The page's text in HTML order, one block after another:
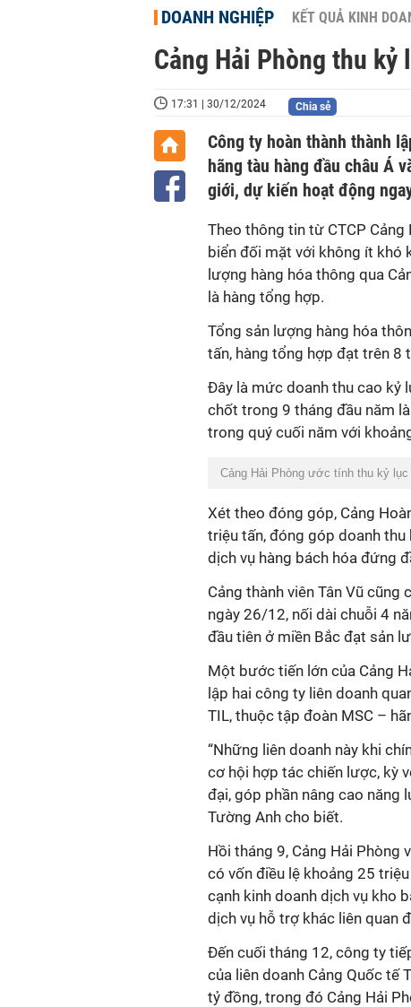
DOANH NGHIỆP KẾT QUẢ KINH
Cảng Hải Phòng thu
17:31 | 30/12/2024 Chia sẻ
Công ty hoàn thành thành
hãng tàu hàng đầu châu Á
giới, dự kiến hoạt động
Theo thông tin từ CTCP
biển đối mặt với không ít khó
lượng hàng hóa thông qua
là hàng tổng hợp.
Tổng sản lượng hàng hóa
tấn, hàng tổng hợp đạt trên 8
Đây là mức doanh thu cao kỷ
chốt trong 9 tháng đầu năm
trong quý cuối năm với
Cảng Hải Phòng ước tính thu kỷ lục
Xét theo đóng góp, Cảng
triệu tấn, đóng góp doanh
dịch vụ hàng bách hóa đứng
Cảng thành viên Tân Vũ cũng
ngày 26/12, nối dài chuỗi 4
đầu tiên ở miền Bắc đạt sản
Một bước tiến lớn của Cảng
lập hai công ty liên doanh
TIL, thuộc tập đoàn MSC –
“Những liên doanh này khi
cơ hội hợp tác chiến lược, kỳ
đại, góp phần nâng cao năng
Tường Anh cho biết.
Hồi tháng 9, Cảng Hải Phòng
có vốn điều lệ khoảng 25
cạnh kinh doanh dịch vụ kho
dịch vụ hỗ trợ khác liên quan
Đến cuối tháng 12, công ty
của liên doanh Cảng Quốc tế
tỷ đồng, trong đó Cảng Hải